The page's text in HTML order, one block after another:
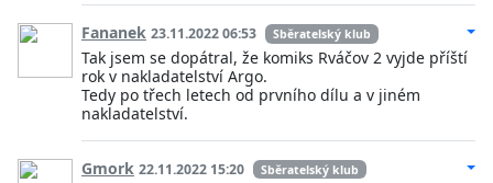
Fananek 23.11.2022 06:53 Sběratelský klub
Tak jsem se dopátral, že komiks Rváčov 2 vyjde příští
rok v nakladatelství Argo.
Tedy po třech letech od prvního dílu a v jiném
nakladatelství.
Gmork 22.11.2022 15:20 Sběratelský klub